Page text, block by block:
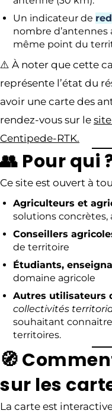
Un indicateur de
nombre d’antennes
même point du
⚠️ À noter que cette
représente l’état du
avoir une carte des
rendez-vous sur le
Centipede-RTK.
👥 Pour qui
Ce site est ouvert à
Agriculteurs et
solutions concrètes,
Conseillers
de territoire
Étudiants,
domaine agricole
Autres utilisateurs
collectivités
souhaitant
territoires.
🧭
sur les
La carte est